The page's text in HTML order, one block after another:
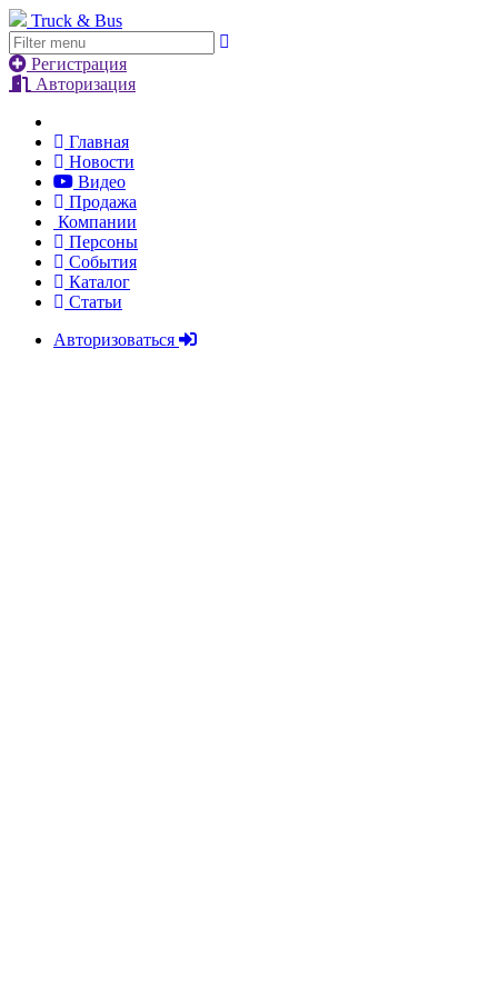
Truck & Bus
Регистрация
Авторизация
Главная
Новости
Видео
Продажа
Компании
Персоны
События
Каталог
Статьи
Авторизоваться